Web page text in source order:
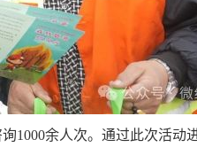
1000余人次。通过此次活